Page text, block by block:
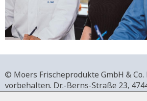
© Moers Frischeprodukte GmbH & Co.
vorbehalten. Dr.-Berns-Straße 23,